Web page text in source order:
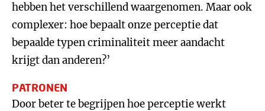
hebben het verschillend waargenomen. Maar ook
complexer: hoe bepaalt onze perceptie dat
bepaalde typen criminaliteit meer aandacht
krijgt dan anderen?’
PATRONEN
Door beter te begrijpen hoe perceptie werkt